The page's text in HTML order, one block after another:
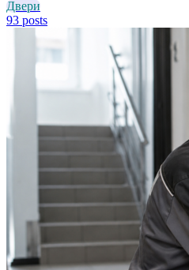
Двери
93 posts